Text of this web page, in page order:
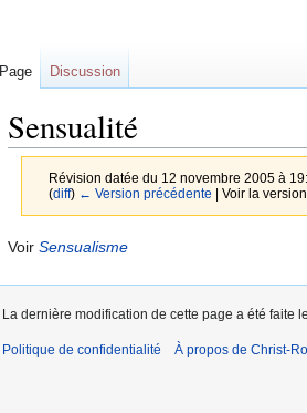
Sensualité
Révision datée du 12 novembre 2005 à
(diff) ← Version précédente | Voir la
Aller
navigation
Aller
recherche
Voir Sensualisme
Page Discussion
La dernière modification de cette page a été faite
Politique de confidentialité À propos de Christ-